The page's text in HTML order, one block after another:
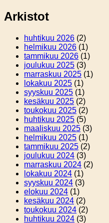
Arkistot
huhtikuu 2026 (2)
helmikuu 2026 (1)
tammikuu 2026 (1)
joulukuu 2025 (3)
marraskuu 2025 (1)
lokakuu 2025 (1)
syyskuu 2025 (1)
kesäkuu 2025 (2)
toukokuu 2025 (2)
huhtikuu 2025 (5)
maaliskuu 2025 (3)
helmikuu 2025 (1)
tammikuu 2025 (2)
joulukuu 2024 (3)
marraskuu 2024 (2)
lokakuu 2024 (1)
syyskuu 2024 (3)
elokuu 2024 (1)
kesäkuu 2024 (2)
toukokuu 2024 (2)
huhtikuu 2024 (3)